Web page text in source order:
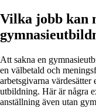
Vilka jobb kan
Att sakna en
en välbetald och
arbetsgivarna
utbildning. Här är några
anställning även utan